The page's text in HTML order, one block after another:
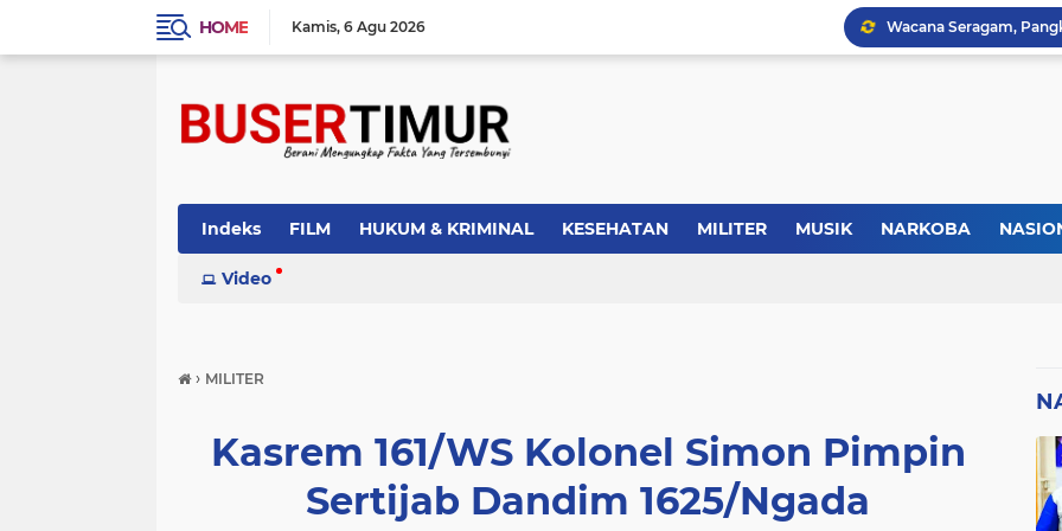
HOME Kamis 6 Agu 2026
Forkopimda Manggarai
Kasus Lika Liku NTT,
Indeks FILM HUKUM & KRIMINAL KESEHATAN MILITER MUSIK NARKOBA
PEMERINTAH
Video
› MILITER
Kasrem 161/WS Kolonel Simon Pimpin
Sertijab Dandim 1625/Ngada